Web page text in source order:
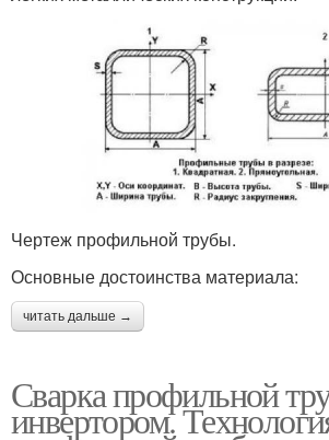
Чертеж профильной трубы.
Основные достоинства материала:
читать дальше →
Сварка профильной
инвертором.